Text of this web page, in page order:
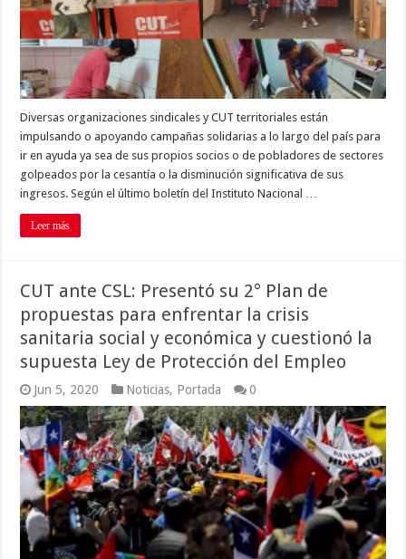
Diversas organizaciones sindicales y CUT territoriales están
impulsando o apoyando campañas solidarias a lo largo del país para
ir en ayuda ya sea de sus propios socios o de pobladores de sectores
golpeados por la cesantía o la disminución significativa de sus
ingresos. Según el último boletín del Instituto Nacional …
Leer más
CUT ante CSL: Presentó su 2° Plan de
propuestas para enfrentar la crisis
sanitaria social y económica y cuestionó la
supuesta Ley de Protección del Empleo
Jun 5, 2020 Noticias, Portada 0